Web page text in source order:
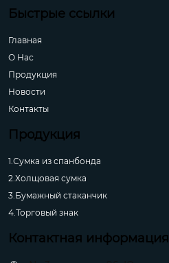
Быстрые ссылки
Главная
О Hас
Продукция
Новости
Контакты
Продукция
1.Сумка из спанбонда
2.Холщовая сумка
3.Бумажный стаканчик
4.Торговый знак
Контактная информация